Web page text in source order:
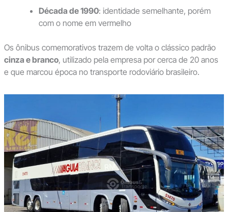
Década de 1990: identidade semelhante, porém
com o nome em vermelho
Os ônibus comemorativos trazem de volta o clássico padrão
cinza e branco, utilizado pela empresa por cerca de 20 anos
e que marcou época no transporte rodoviário brasileiro.